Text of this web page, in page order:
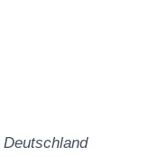
Deutschland